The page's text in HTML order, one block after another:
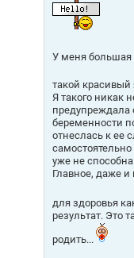
У меня большая
такой
Я такого никак
предупреждала
беременности
отнеслась к ее
уже не
Главное, даже
для здоровья
результат. Это
родить...